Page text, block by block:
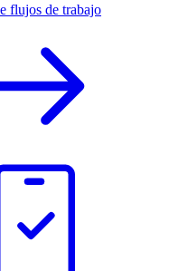
flujos de trabajo